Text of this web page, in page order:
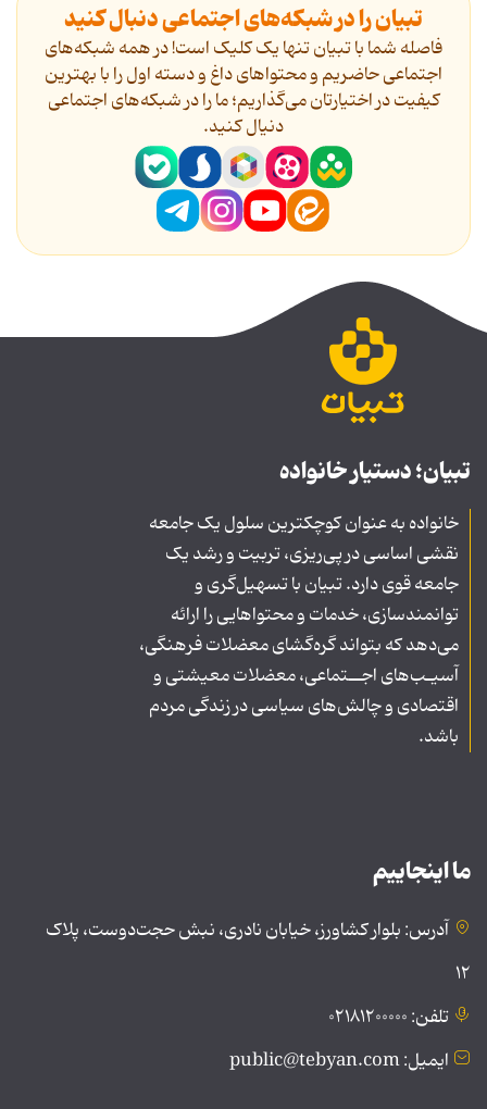
تبیان را در شبکه‌های اجتماعی دنبال کنید
فاصله شما با تبیان تنها یک کلیک است! در همه شبکه‌های
اجتماعی حاضریم و محتواهای داغ و دسته اول را با بهترین
کیفیت در اختیارتان می‌گذاریم؛ ما را در شبکه‌های اجتماعی
دنیال کنید.
تبیان؛ دستیار خانواده
خانواده به عنوان کوچکترین سلول یک جامعه
نقشی اساسی در پی‌ریزی، تربیت و رشد یک
جامعه قوی دارد. تبیان با تسهیل‌گری و
توانمندسازی، خدمات و محتواهایی را ارائه
می‌دهد که بتواند گره‌گشای معضلات فرهنگی،
آسیـب‌های اجــتماعی، معضلات معیشتی و
اقتصادی و چالش‌های سیاسی در زندگی مردم
باشد.
ما اینجاییم
آدرس: بلوار کشاورز، خیابان نادری، نبش حجت‌دوست، پلاک
۱۲
تلفن: ۰۲۱۸۱۲۰۰۰۰۰
ایمیل: public@tebyan.com